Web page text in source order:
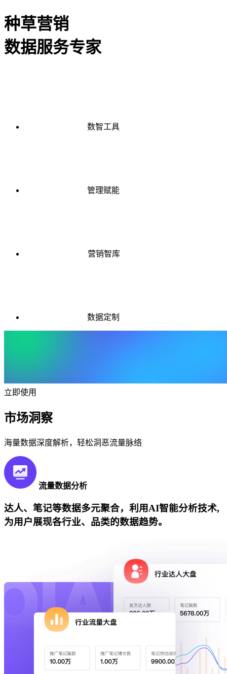
种草营销
数据服务专家
数智工具
管理赋能
营销智库
数据定制
立即使用
市场洞察
海量数据深度解析，轻松洞恶流量脉络
流量数据分析
达人、笔记等数据多元聚合，利用AI智能分析技术,
为用户展现各行业、品类的数据趋势。